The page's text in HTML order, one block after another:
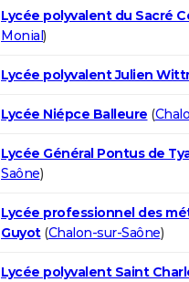
Lycée polyvalent du Sacré
Monial)
Lycée polyvalent Julien
Lycée Niépce Balleure (
Lycée Général Pontus de
Saône)
Lycée professionnel des
Guyot(Chalon-sur-Saône)
Lycée polyvalent Saint